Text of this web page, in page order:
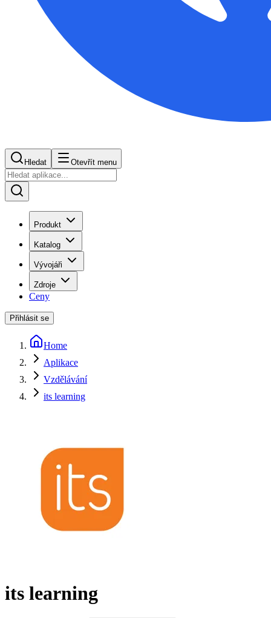
Hledat Otevřít menu
Produkt
Katalog
Vývojáři
Zdroje
Ceny
Přihlásit se
Home
Aplikace
Vzdělávání
its learning
its learning